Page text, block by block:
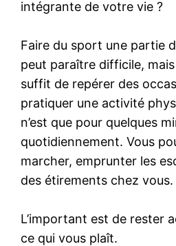
intégrante de votre vie ?
Faire du sport une partie
peut paraître difficile, mais
suffit de repérer des
pratiquer une activité
n’est que pour quelques
quotidiennement. Vous
marcher, emprunter les
des étirements chez vous.
L’important est de rester
ce qui vous plaît.